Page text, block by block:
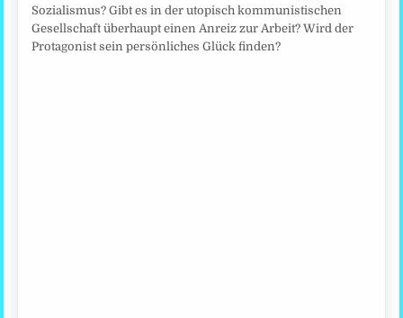
Sozialismus? Gibt es in der utopisch kommunistischen
Gesellschaft überhaupt einen Anreiz zur Arbeit? Wird der
Protagonist sein persönliches Glück finden?